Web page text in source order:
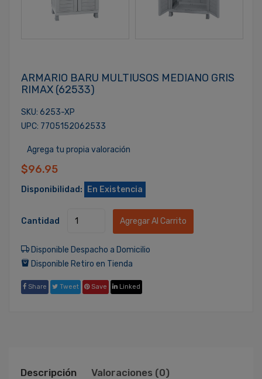
ARMARIO BARU MULTIUSOS MEDIANO GRIS
RIMAX (62533)
SKU: 6253-XP
UPC: 7705152062533
Agrega tu propia valoración
$96.95
Disponibilidad: En Existencia
Cantidad Agregar Al Carrito
Disponible Despacho a Domicilio
Disponible Retiro en Tienda
Share Tweet Save Linked
Descripción Valoraciones (0)